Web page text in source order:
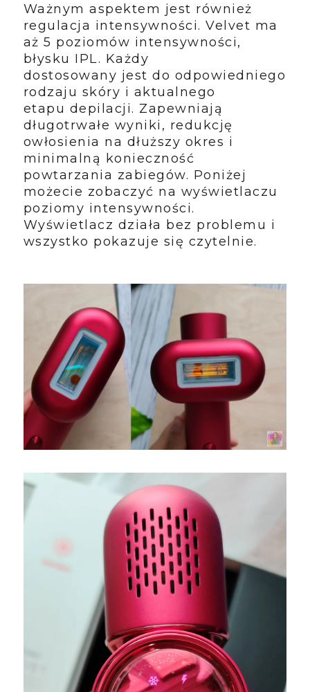
Ważnym aspektem jest również
regulacja intensywności. Velvet ma
aż 5 poziomów intensywności,
błysku IPL. Każdy
dostosowany jest do odpowiedniego
rodzaju skóry i aktualnego
etapu depilacji. Zapewniają
długotrwałe wyniki, redukcję
owłosienia na dłuższy okres i
minimalną konieczność
powtarzania zabiegów. Poniżej
możecie zobaczyć na wyświetlaczu
poziomy intensywności.
Wyświetlacz działa bez problemu i
wszystko pokazuje się czytelnie.